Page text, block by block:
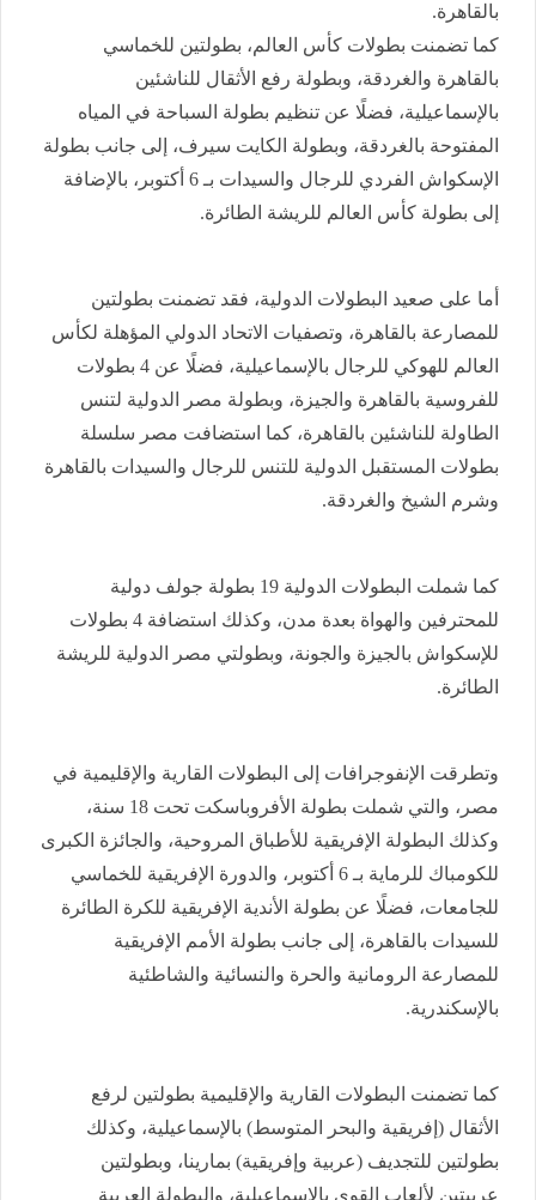
بالقاهرة.
كما تضمنت بطولات كأس العالم، بطولتين للخماسي
بالقاهرة والغردقة، وبطولة رفع الأثقال للناشئين
بالإسماعيلية، فضلًا عن تنظيم بطولة السباحة في المياه
المفتوحة بالغردقة، وبطولة الكايت سيرف، إلى جانب بطولة
الإسكواش الفردي للرجال والسيدات بـ 6 أكتوبر، بالإضافة
إلى بطولة كأس العالم للريشة الطائرة.
أما على صعيد البطولات الدولية، فقد تضمنت بطولتين
للمصارعة بالقاهرة، وتصفيات الاتحاد الدولي المؤهلة لكأس
العالم للهوكي للرجال بالإسماعيلية، فضلًا عن 4 بطولات
للفروسية بالقاهرة والجيزة، وبطولة مصر الدولية لتنس
الطاولة للناشئين بالقاهرة، كما استضافت مصر سلسلة
بطولات المستقبل الدولية للتنس للرجال والسيدات بالقاهرة
وشرم الشيخ والغردقة.
كما شملت البطولات الدولية 19 بطولة جولف دولية
للمحترفين والهواة بعدة مدن، وكذلك استضافة 4 بطولات
للإسكواش بالجيزة والجونة، وبطولتي مصر الدولية للريشة
الطائرة.
وتطرقت الإنفوجرافات إلى البطولات القارية والإقليمية في
مصر، والتي شملت بطولة الأفروباسكت تحت 18 سنة،
وكذلك البطولة الإفريقية للأطباق المروحية، والجائزة الكبرى
للكومباك للرماية بـ 6 أكتوبر، والدورة الإفريقية للخماسي
للجامعات، فضلًا عن بطولة الأندية الإفريقية للكرة الطائرة
للسيدات بالقاهرة، إلى جانب بطولة الأمم الإفريقية
للمصارعة الرومانية والحرة والنسائية والشاطئية
بالإسكندرية.
كما تضمنت البطولات القارية والإقليمية بطولتين لرفع
الأثقال (إفريقية والبحر المتوسط) بالإسماعيلية، وكذلك
بطولتين للتجديف (عربية وإفريقية) بمارينا، وبطولتين
عربيتين لألعاب القوى بالإسماعيلية، والبطولة العربية